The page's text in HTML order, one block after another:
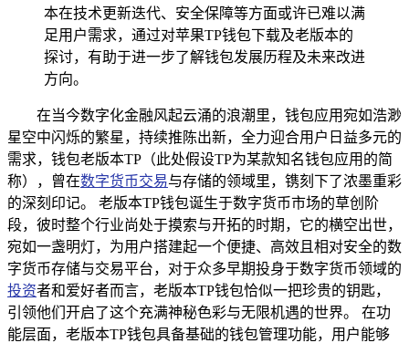
本在技术更新迭代、安全保障等方面或许已难以满
足用户需求，通过对苹果TP钱包下载及老版本的
探讨，有助于进一步了解钱包发展历程及未来改进
方向。
在当今数字化金融风起云涌的浪潮里，钱包应用宛如浩渺
星空中闪烁的繁星，持续推陈出新，全力迎合用户日益多元的
需求，钱包老版本TP（此处假设TP为某款知名钱包应用的简
称），曾在数字货币交易与存储的领域里，镌刻下了浓墨重彩
的深刻印记。 老版本TP钱包诞生于数字货币市场的草创阶
段，彼时整个行业尚处于摸索与开拓的时期，它的横空出世，
宛如一盏明灯，为用户搭建起一个便捷、高效且相对安全的数
字货币存储与交易平台，对于众多早期投身于数字货币领域的
投资者和爱好者而言，老版本TP钱包恰似一把珍贵的钥匙，
引领他们开启了这个充满神秘色彩与无限机遇的世界。 在功
能层面，老版本TP钱包具备基础的钱包管理功能，用户能够